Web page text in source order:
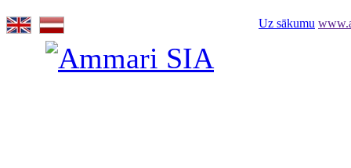
Uz sākumu